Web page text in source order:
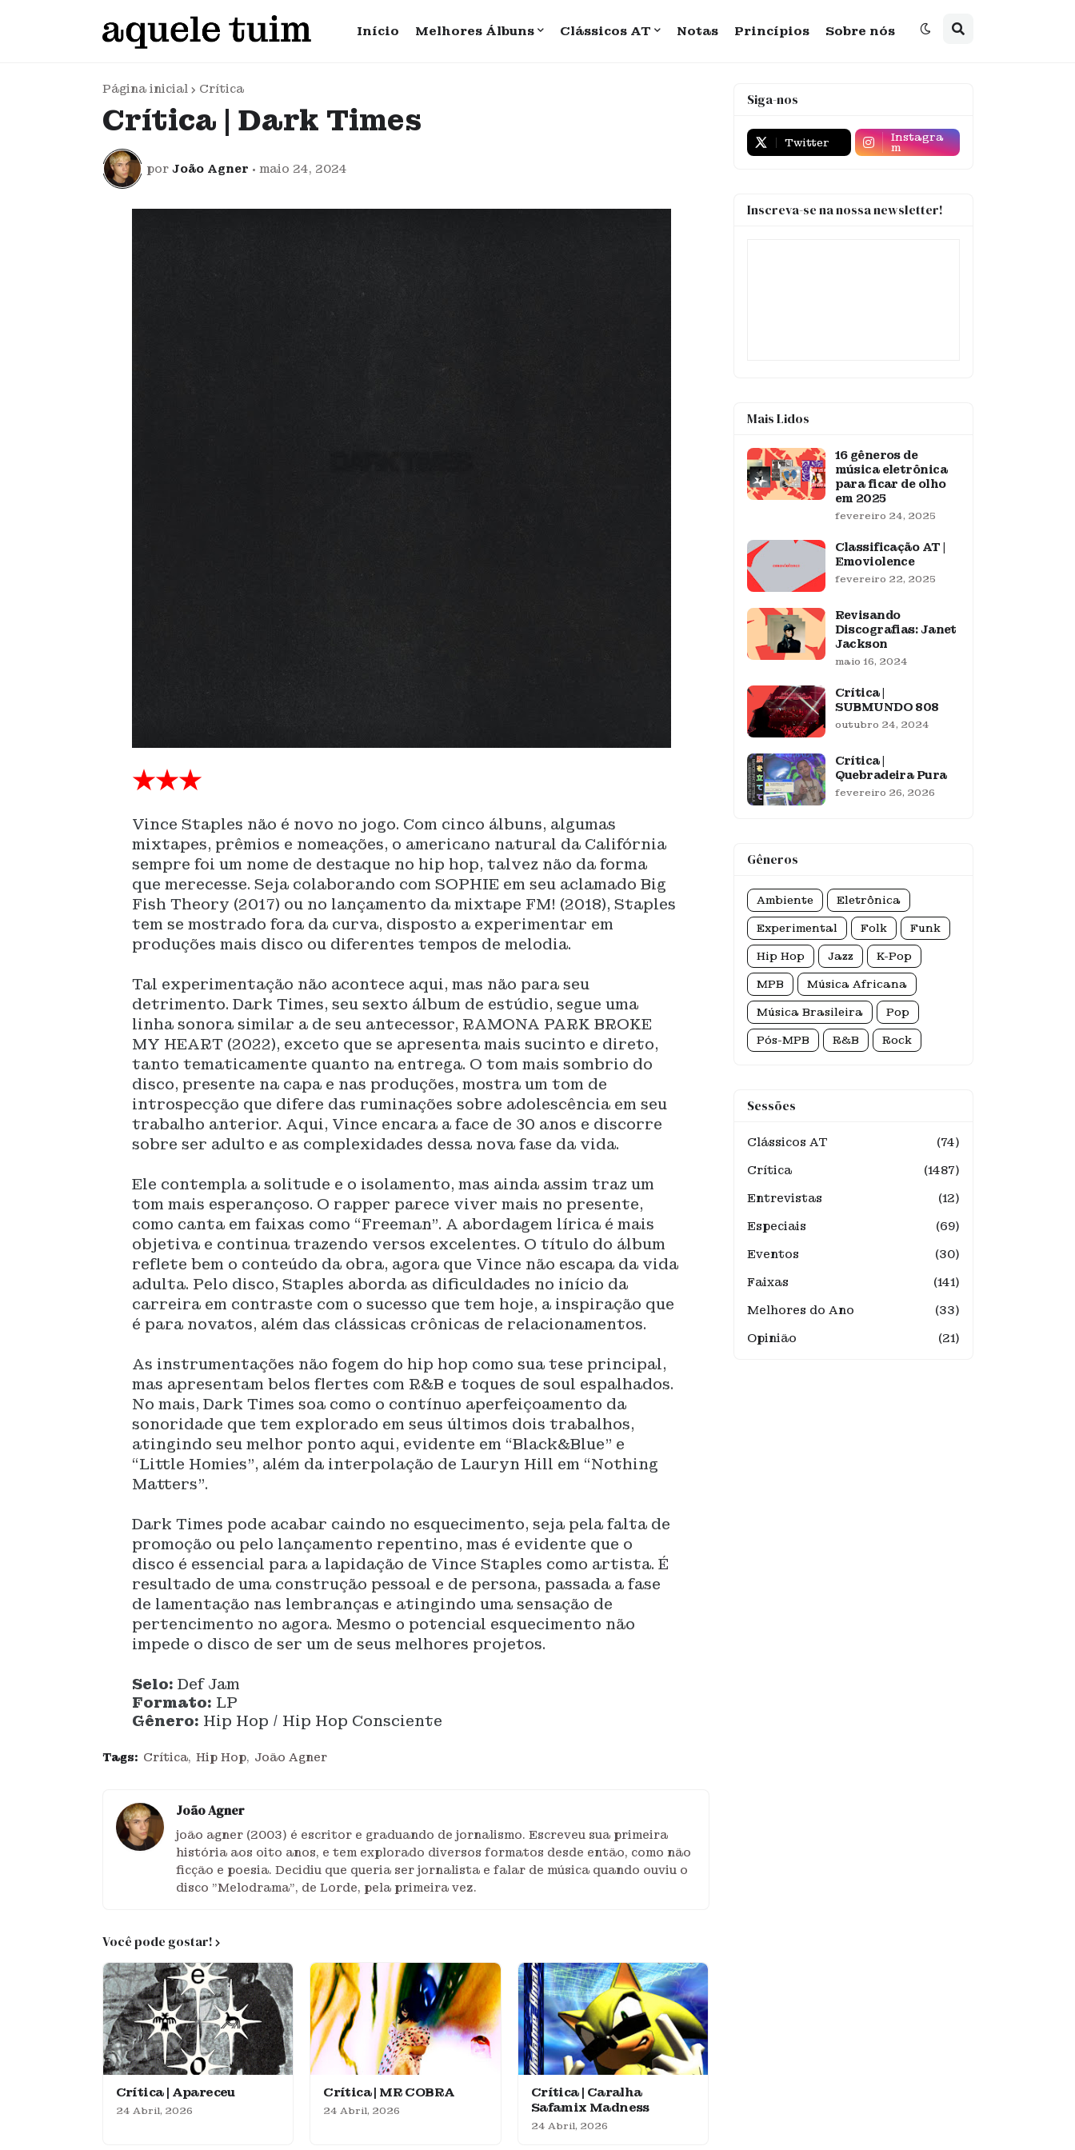
Início Melhores Álbuns Clássicos AT Notas Princípios Sobre nós
Página inicial Crítica
Crítica | Dark Times
por João Agner • maio 24, 2024
★★★
Vince Staples não é novo no jogo. Com cinco álbuns, algumas
mixtapes, prêmios e nomeações, o americano natural da Califórnia
sempre foi um nome de destaque no hip hop, talvez não da forma
que merecesse. Seja colaborando com SOPHIE em seu aclamado Big
Fish Theory (2017) ou no lançamento da mixtape FM! (2018), Staples
tem se mostrado fora da curva, disposto a experimentar em
produções mais disco ou diferentes tempos de melodia.
Tal experimentação não acontece aqui, mas não para seu
detrimento. Dark Times, seu sexto álbum de estúdio, segue uma
linha sonora similar a de seu antecessor, RAMONA PARK BROKE
MY HEART (2022), exceto que se apresenta mais sucinto e direto,
tanto tematicamente quanto na entrega. O tom mais sombrio do
disco, presente na capa e nas produções, mostra um tom de
introspecção que difere das ruminações sobre adolescência em seu
trabalho anterior. Aqui, Vince encara a face de 30 anos e discorre
sobre ser adulto e as complexidades dessa nova fase da vida.
Ele contempla a solitude e o isolamento, mas ainda assim traz um
tom mais esperançoso. O rapper parece viver mais no presente,
como canta em faixas como “Freeman”. A abordagem lírica é mais
objetiva e continua trazendo versos excelentes. O título do álbum
reflete bem o conteúdo da obra, agora que Vince não escapa da vida
adulta. Pelo disco, Staples aborda as dificuldades no início da
carreira em contraste com o sucesso que tem hoje, a inspiração que
é para novatos, além das clássicas crônicas de relacionamentos.
As instrumentações não fogem do hip hop como sua tese principal,
mas apresentam belos flertes com R&B e toques de soul espalhados.
No mais, Dark Times soa como o contínuo aperfeiçoamento da
sonoridade que tem explorado em seus últimos dois trabalhos,
atingindo seu melhor ponto aqui, evidente em “Black&Blue” e
“Little Homies”, além da interpolação de Lauryn Hill em “Nothing
Matters”.
Dark Times pode acabar caindo no esquecimento, seja pela falta de
promoção ou pelo lançamento repentino, mas é evidente que o
disco é essencial para a lapidação de Vince Staples como artista. É
resultado de uma construção pessoal e de persona, passada a fase
de lamentação nas lembranças e atingindo uma sensação de
pertencimento no agora. Mesmo o potencial esquecimento não
impede o disco de ser um de seus melhores projetos.
Selo: Def Jam
Formato: LP
Gênero: Hip Hop / Hip Hop Consciente
Tags: Crítica Hip Hop João Agner
João Agner
joão agner (2003) é escritor e graduando de jornalismo. Escreveu sua primeira
história aos oito anos, e tem explorado diversos formatos desde então, como não
ficção e poesia. Decidiu que queria ser jornalista e falar de música quando ouviu o
disco "Melodrama", de Lorde, pela primeira vez.
Você pode gostar!
Crítica | Apareceu
24 Abril, 2026
Crítica | MR COBRA
24 Abril, 2026
Crítica | Caralha
Safamix Madness
24 Abril, 2026
Siga-nos
Twitter Instagra
m
Inscreva-se na nossa newsletter!
Mais Lidos
16 gêneros de
música eletrônica
para ficar de olho
em 2025
fevereiro 24, 2025
Classificação AT |
Emoviolence
fevereiro 22, 2025
Revisando
Discografias: Janet
Jackson
maio 16, 2024
Crítica |
SUBMUNDO 808
outubro 24, 2024
Crítica |
Quebradeira Pura
fevereiro 26, 2026
Gêneros
Ambiente Eletrônica
Experimental Folk Funk
Hip Hop Jazz K-Pop
MPB Música Africana
Música Brasileira Pop
Pós-MPB R&B Rock
Sessões
Clássicos AT
(74)
Crítica
(1487)
Entrevistas
(12)
Especiais
(69)
Eventos
(30)
Faixas
(141)
Melhores do Ano
(33)
Opinião
(21)